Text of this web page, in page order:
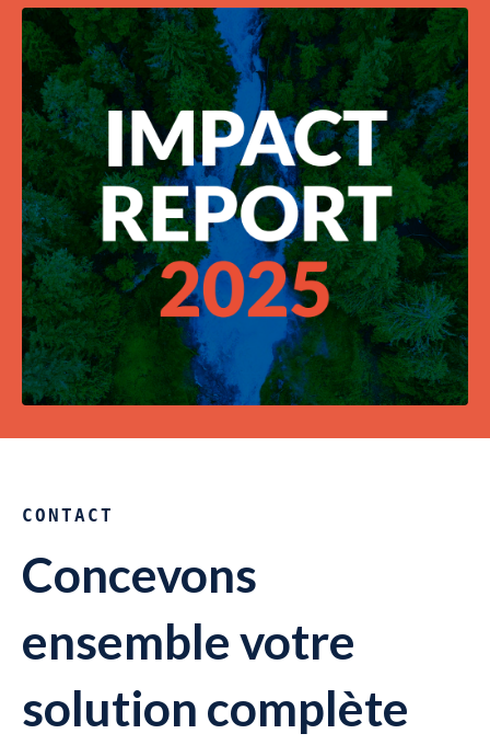
CONTACT
Concevons
ensemble votre
solution complète